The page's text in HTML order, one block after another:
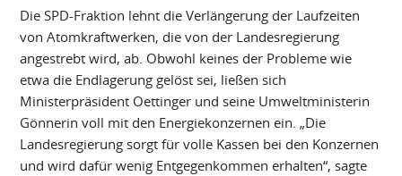
Die SPD-Fraktion lehnt die Verlängerung der Laufzeiten
von Atomkraftwerken, die von der Landesregierung
angestrebt wird, ab. Obwohl keines der Probleme wie
etwa die Endlagerung gelöst sei, ließen sich
Ministerpräsident Oettinger und seine Umweltministerin
Gönnerin voll mit den Energiekonzernen ein. „Die
Landesregierung sorgt für volle Kassen bei den Konzernen
und wird dafür wenig Entgegenkommen erhalten“, sagte